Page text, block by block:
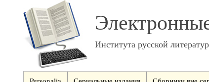
Института русской